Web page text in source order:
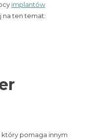
implantów
na ten temat:
pomaga innym